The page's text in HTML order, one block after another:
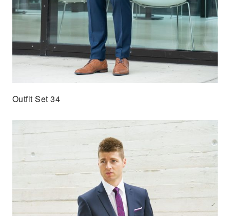
Outfit Set 34